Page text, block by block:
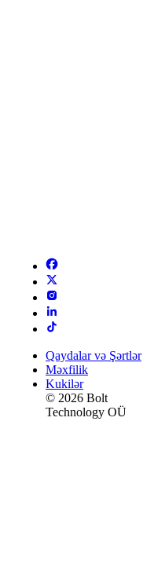
Qaydalar və Şərtlər
Məxfilik
Kukilər
© 2026 Bolt
Technology OÜ